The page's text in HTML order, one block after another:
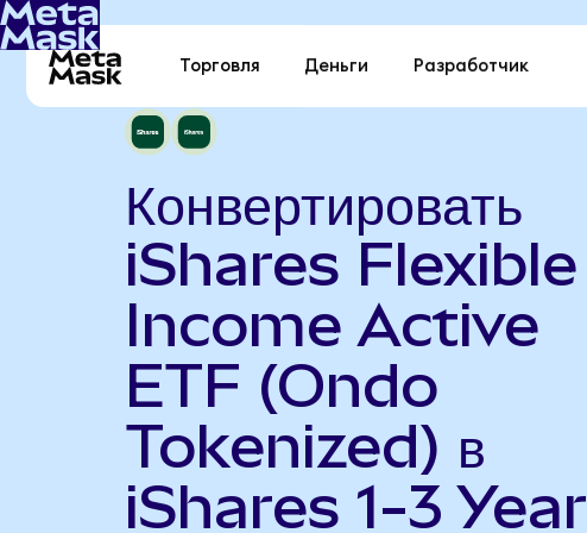
Торговля Деньги Разработчик
Конвертировать
iShares Flexible
Income Active
ETF (Ondo
Tokenized) в
iShares 1-3 Year